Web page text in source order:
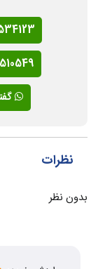
نظرات
بدون نظر